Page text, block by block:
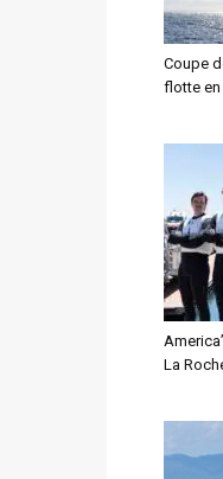
Coupe
flotte en
La